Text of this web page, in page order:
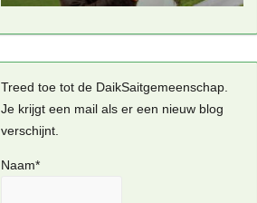
Treed toe tot de DaikSaitgemeenschap.
Je krijgt een mail als er een nieuw blog
verschijnt.
Naam*